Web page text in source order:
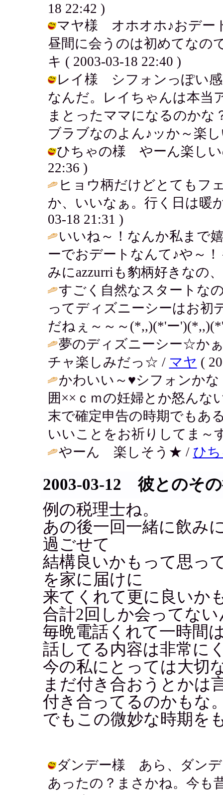
18 22:42 )
マヤ様 オホオホ♪おデー
昼間に会うのは初めてなの
キ ( 2003-03-18 22:40 )
レイ様 シフォンっぽい感
なんだ。レイちゃんは本当
まとったママになるのかな
ブラブなのよん♪ッか～楽
ひちゃの様 やーん楽しい
22:36 )
ヒョウ柄だけどとてもフ
か、いいなぁ。行く日は暖
03-18 21:31 )
いいね～！なんか私まで
ーでおデートなんて♪や～
みにazzurriも豹柄好きなの
すごく自然なスタートな
ってディズニーシーはお
だねぇ～～～(*,,)(*'ー
夢のディズニーシー☆か
チャ楽しみだっ☆ / マヤ (
かわいい～♥シフォンか
囲××ｃｍの妊婦とか怒んな
末で確定申告の時期でもあ
いいことをお祈りしてま
やーん 楽しそう★ / ひ
2003-03-12 彼とのそ
例の税理士ね。
あの後一回一緒に飲み
過ごせて
結構良いかもって思っ
を家に届けに
来てくれて更に良いか
合計2回しか会ってな
毎晩電話くれて一時間
話してる内容は非常に
今の私にとっては大切
まだ付き合おうとかは
付き合ってるのかもな
でもこの微妙な時期を
ダンデー様 あら、ダンデ
あったの？まさかね。今も